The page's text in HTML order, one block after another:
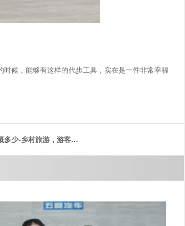
候，能够有这样的代步工具，实在是一件非常幸福
多少-乡村旅游，游客多